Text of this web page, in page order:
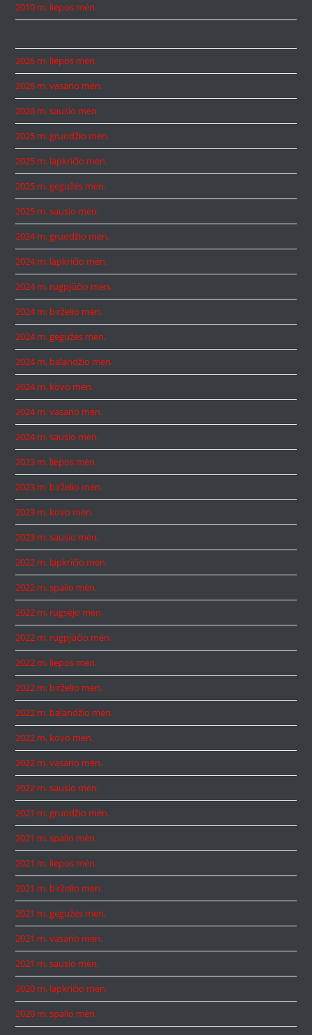
2010 m. liepos mėn.
2026 m. liepos mėn.
2026 m. vasario mėn.
2026 m. sausio mėn.
2025 m. gruodžio mėn.
2025 m. lapkričio mėn.
2025 m. gegužės mėn.
2025 m. sausio mėn.
2024 m. gruodžio mėn.
2024 m. lapkričio mėn.
2024 m. rugpjūčio mėn.
2024 m. birželio mėn.
2024 m. gegužės mėn.
2024 m. balandžio mėn.
2024 m. kovo mėn.
2024 m. vasario mėn.
2024 m. sausio mėn.
2023 m. liepos mėn.
2023 m. birželio mėn.
2023 m. kovo mėn.
2023 m. sausio mėn.
2022 m. lapkričio mėn.
2022 m. spalio mėn.
2022 m. rugsėjo mėn.
2022 m. rugpjūčio mėn.
2022 m. liepos mėn.
2022 m. birželio mėn.
2022 m. balandžio mėn.
2022 m. kovo mėn.
2022 m. vasario mėn.
2022 m. sausio mėn.
2021 m. gruodžio mėn.
2021 m. spalio mėn.
2021 m. liepos mėn.
2021 m. birželio mėn.
2021 m. gegužės mėn.
2021 m. vasario mėn.
2021 m. sausio mėn.
2020 m. lapkričio mėn.
2020 m. spalio mėn.